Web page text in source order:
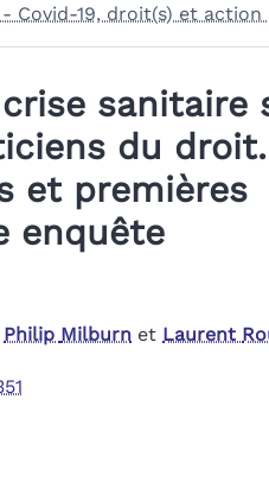
- Covid-19, droit(s) et action
sanitaire
du droit.
et premières
enquête
Philip Milburn et Laurent